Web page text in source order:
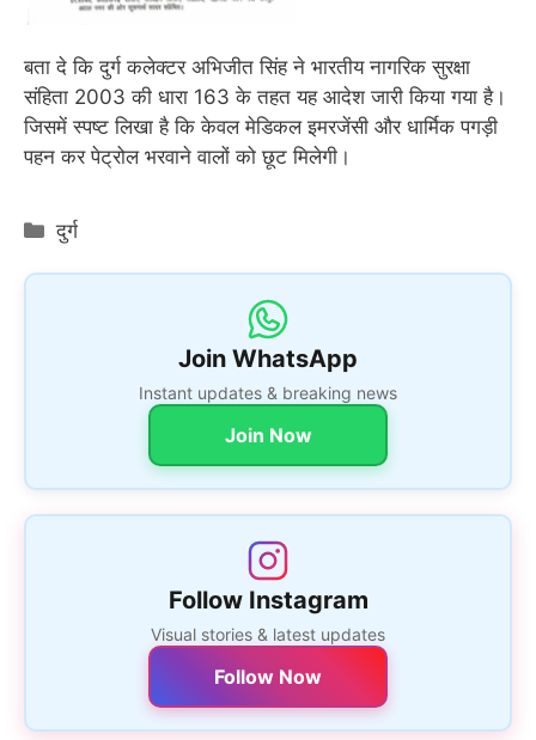
बता दे कि दुर्ग कलेक्टर अभिजीत सिंह ने भारतीय नागरिक सुरक्षा
संहिता 2003 की धारा 163 के तहत यह आदेश जारी किया गया है।
जिसमें स्पष्ट लिखा है कि केवल मेडिकल इमरजेंसी और धार्मिक पगड़ी
पहन कर पेट्रोल भरवाने वालों को छूट मिलेगी।
Categories
दुर्ग
Join WhatsApp
Instant updates & breaking news
Join Now
Follow Instagram
Visual stories & latest updates
Follow Now